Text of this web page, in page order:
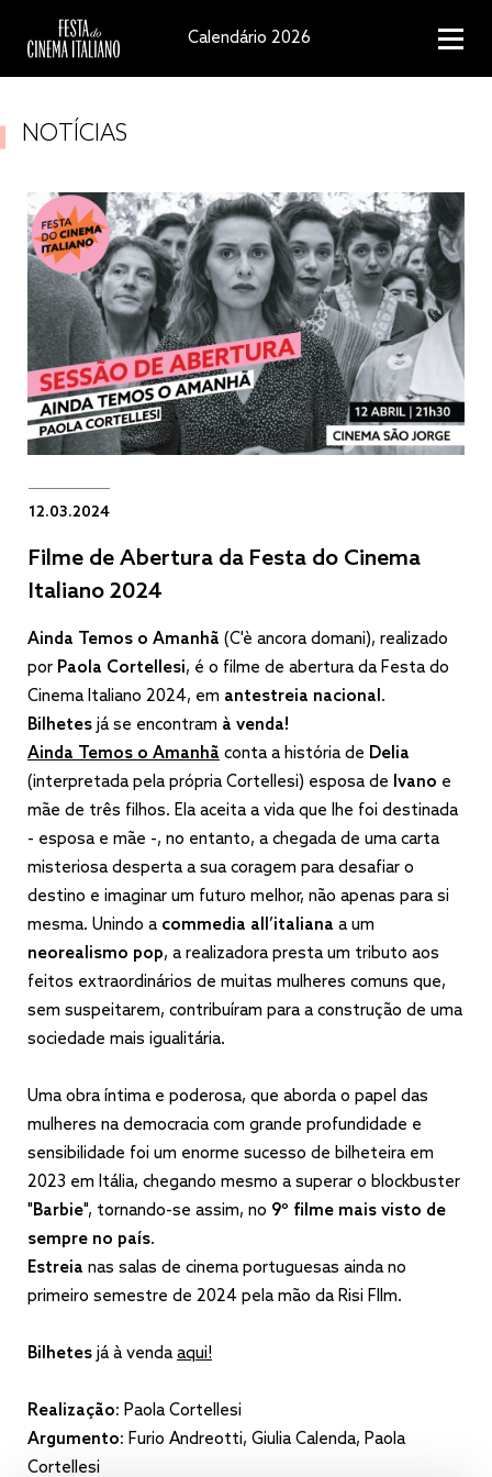
Calendário 2026
NOTÍCIAS
12.03.2024
Filme de Abertura da Festa do Cinema
Italiano 2024
Ainda Temos o Amanhã (C'è ancora domani), realizado
por Paola Cortellesi, é o filme de abertura da Festa do
Cinema Italiano 2024, em antestreia nacional.
Bilhetes já se encontram à venda!
Ainda Temos o Amanhã conta a história de Delia
(interpretada pela própria Cortellesi) esposa de Ivano e
mãe de três filhos. Ela aceita a vida que lhe foi destinada
- esposa e mãe -, no entanto, a chegada de uma carta
misteriosa desperta a sua coragem para desafiar o
destino e imaginar um futuro melhor, não apenas para si
mesma. Unindo a commedia all’italiana a um
neorealismo pop, a realizadora presta um tributo aos
feitos extraordinários de muitas mulheres comuns que,
sem suspeitarem, contribuíram para a construção de uma
sociedade mais igualitária.
Uma obra íntima e poderosa, que aborda o papel das
mulheres na democracia com grande profundidade e
sensibilidade foi um enorme sucesso de bilheteira em
2023 em Itália, chegando mesmo a superar o blockbuster
"Barbie", tornando-se assim, no 9º filme mais visto de
sempre no país.
Estreia nas salas de cinema portuguesas ainda no
primeiro semestre de 2024 pela mão da Risi FIlm.
Bilhetes já à venda aqui!
Realização: Paola Cortellesi
Argumento: Furio Andreotti, Giulia Calenda, Paola
Cortellesi